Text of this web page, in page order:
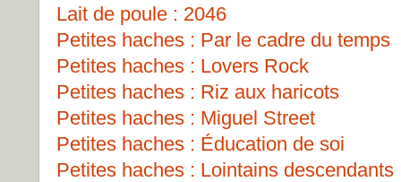
Lait de poule : 2046
Petites haches : Par le cadre du temps
Petites haches : Lovers Rock
Petites haches : Riz aux haricots
Petites haches : Miguel Street
Petites haches : Éducation de soi
Petites haches : Lointains descendants